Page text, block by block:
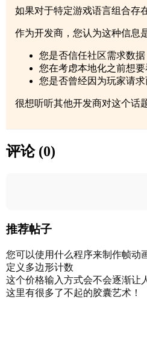
如果对于特定游戏语言组合存
作为开发商，您认为这种信息
您是否信任社区需求数据
您在考虑本地化之前想要
您是否曾经因为玩家请
很想听听其他开发商对这个话
评论 (0)
推荐帖子
您可以使用什么程序来制作帧动
定义多边形计数
这个价格输入方式会不会逐渐让
这里有很多了不起的胶囊艺术！